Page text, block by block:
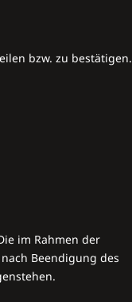
bzw. zu bestätigen.
im Rahmen der
Beendigung des